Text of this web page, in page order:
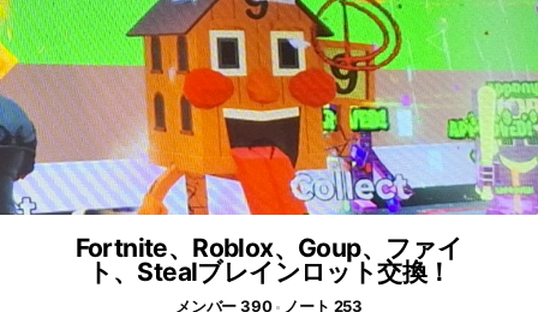
Fortnite、Roblox、Goup、ファイ
ト、Stealブレインロット交換！
メンバー 390
ノート 253